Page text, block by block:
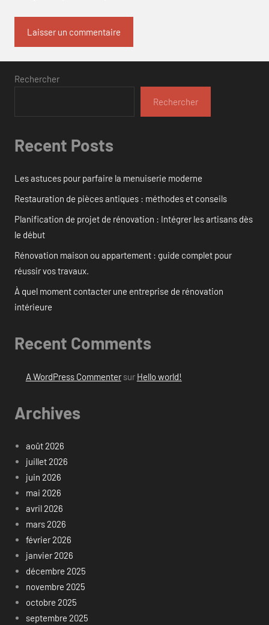
Rechercher
Rechercher
Recent Posts
Les astuces pour parfaire la menuiserie moderne
Restauration de pièces antiques : méthodes et conseils
Planification de projet de rénovation : Intégrer les artisans dès
le début
Rénovation maison ou appartement : guide complet pour
réussir vos travaux.
À quel moment contacter une entreprise de rénovation
intérieure
Recent Comments
A WordPress Commentersur Hello world!
Archives
août 2026
juillet 2026
juin 2026
mai 2026
avril 2026
mars 2026
février 2026
janvier 2026
décembre 2025
novembre 2025
octobre 2025
septembre 2025